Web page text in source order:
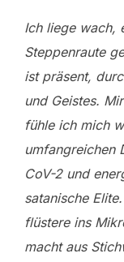
Ich liege wach,
Steppenraute
ist präsent,
und Geistes.
fühle ich mich
umfangreichen
CoV-2 und
satanische
flüstere ins
macht aus